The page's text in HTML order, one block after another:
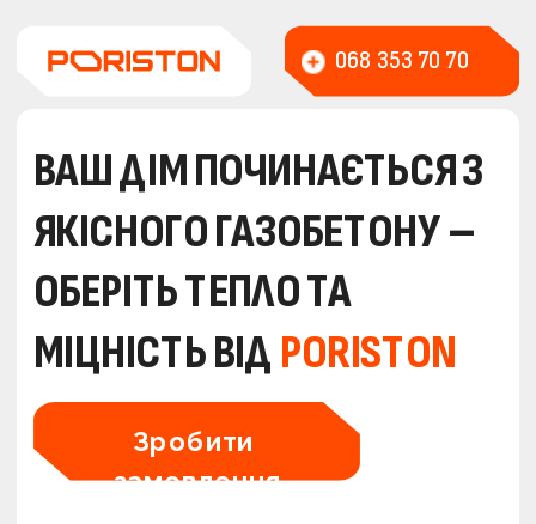
068 353 70 70
ВАШ ДІМ ПОЧИНАЄТЬСЯ З
ЯКІСНОГО ГАЗОБЕТОНУ –
ОБЕРІТЬ ТЕПЛО ТА
МІЦНІСТЬ ВІД PORISTON
Зробити
замовлення